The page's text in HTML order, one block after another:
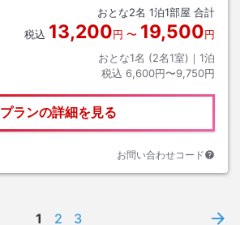
おとな2名 1泊1部屋 合計
税込 13,200円 〜 19,500円
おとな1名 (2名1室)｜ 1泊
税込 6,600円〜9,750円
プランの詳細を見る
お問い合わせコード
1 2 3